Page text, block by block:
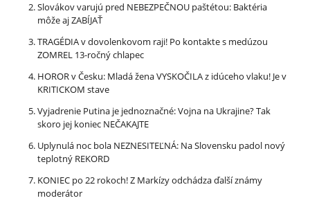
Slovákov varujú pred NEBEZPEČNOU paštétou: Baktéria
môže aj ZABÍJAŤ
TRAGÉDIA v dovolenkovom raji! Po kontakte s medúzou
ZOMREL 13-ročný chlapec
HOROR v Česku: Mladá žena VYSKOČILA z idúceho vlaku! Je v
KRITICKOM stave
Vyjadrenie Putina je jednoznačné: Vojna na Ukrajine? Tak
skoro jej koniec NEČAKAJTE
Uplynulá noc bola NEZNESITEĽNÁ: Na Slovensku padol nový
teplotný REKORD
KONIEC po 22 rokoch! Z Markízy odchádza ďalší známy
moderátor